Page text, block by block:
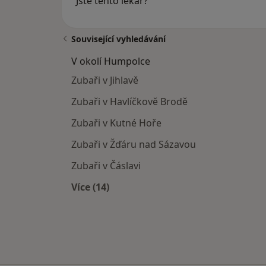
Související vyhledávání
V okolí Humpolce
Zubaři v Jihlavě
Zubaři v Havlíčkově Brodě
Zubaři v Kutné Hoře
Zubaři v Žďáru nad Sázavou
Zubaři v Čáslavi
Více (14)